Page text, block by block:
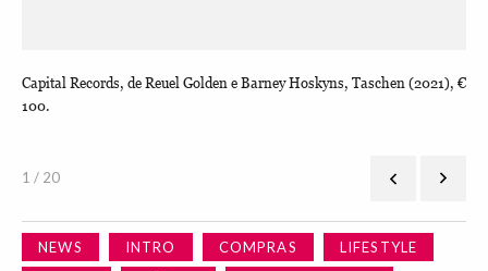
Capital Records, de Reuel Golden e Barney Hoskyns, Taschen (2021), €
100.
1 / 20
NEWS INTRO COMPRAS
LIFESTYLE